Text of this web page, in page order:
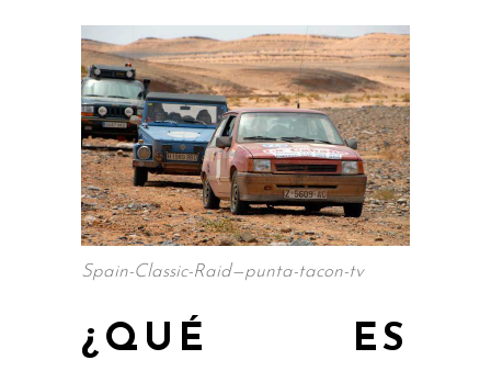
Spain-Classic-Raid—punta-tacon-tv
¿QUÉ ES